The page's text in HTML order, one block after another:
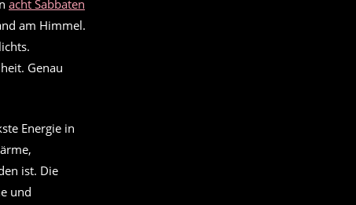
acht Sabbaten
am Himmel.
Genau
Energie in
ist. Die
und